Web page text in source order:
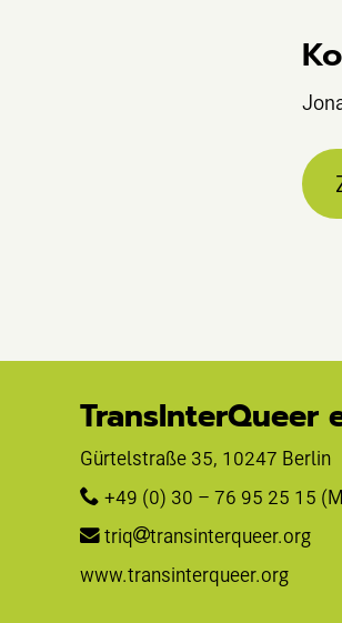
TransInterQueer
Gürtelstraße 35, 10247 Berlin
+49 (0) 30 – 76 95 25 15
triq
transinterqueer.org
www.transinterqueer.org